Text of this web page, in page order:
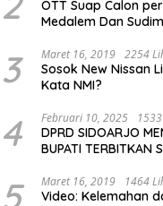
OTT Suap Calon perangkat Desa
Medalem Dan
3 Maret 16, 2019 2254
Sosok New Nissan
Kata NMI?
4 Februari 10, 2025
DPRD SIDOARJO
BUPATI TERBITKAN
(ODL) TK, PAUD, SD,
KOTA
5 Maret 16, 2019 1464
Video: Kelemahan